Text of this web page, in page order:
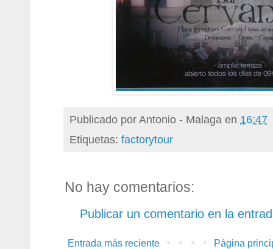
Publicado porAntonio - Malaga en 16:47
Etiquetas: factorytour
No hay comentarios:
Publicar un comentario en la
Entrada más reciente Página